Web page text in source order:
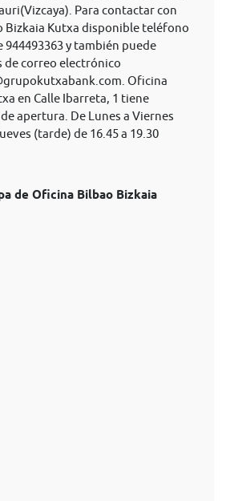
Para contactar con
Bizkaia Kutxa disponible teléfono
y también puede
de correo electrónico
. Oficina
en Calle Ibarreta, 1 tiene
apertura. De Lunes a Viernes
(tarde) de 16.45 a 19.30
de Oficina Bilbao Bizkaia